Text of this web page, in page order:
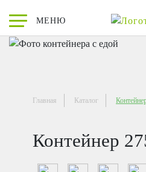
МЕНЮ
Главная Каталог
Контейнер